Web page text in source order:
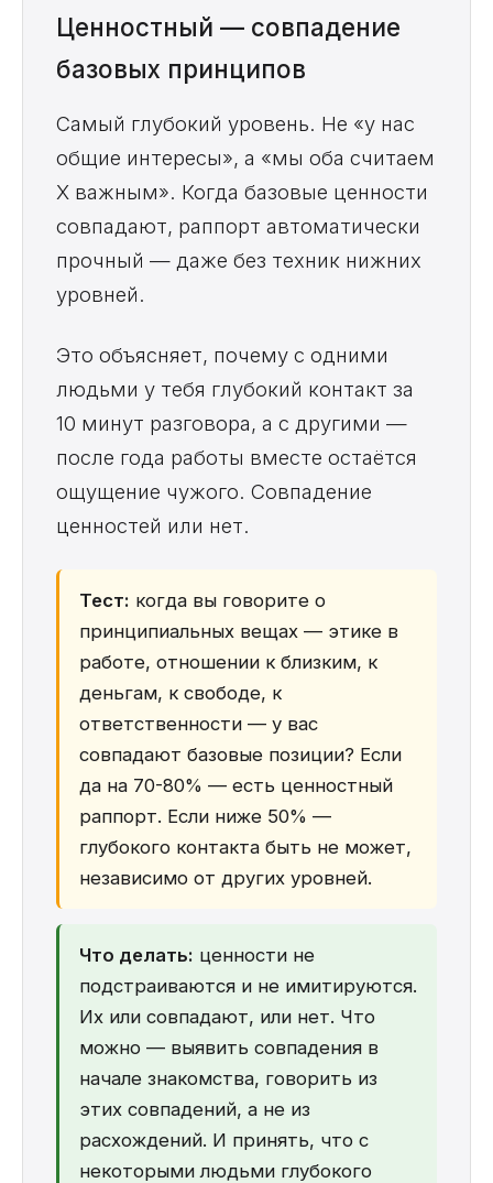
Ценностный — совпадение
базовых принципов
Самый глубокий уровень. Не «у нас
общие интересы», а «мы оба считаем
X важным». Когда базовые ценности
совпадают, раппорт автоматически
прочный — даже без техник нижних
уровней.
Это объясняет, почему с одними
людьми у тебя глубокий контакт за
10 минут разговора, а с другими —
после года работы вместе остаётся
ощущение чужого. Совпадение
ценностей или нет.
Тест: когда вы говорите о
принципиальных вещах — этике в
работе, отношении к близким, к
деньгам, к свободе, к
ответственности — у вас
совпадают базовые позиции? Если
да на 70-80% — есть ценностный
раппорт. Если ниже 50% —
глубокого контакта быть не может,
независимо от других уровней.
Что делать: ценности не
подстраиваются и не имитируются.
Их или совпадают, или нет. Что
можно — выявить совпадения в
начале знакомства, говорить из
этих совпадений, а не из
расхождений. И принять, что с
некоторыми людьми глубокого